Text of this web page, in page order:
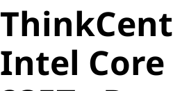
Intel